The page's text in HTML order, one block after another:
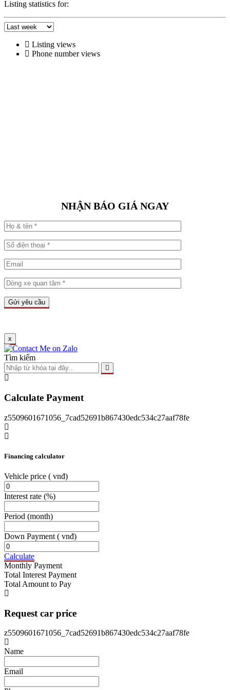
Listing statistics for:
Listing views
Phone number views
NHẬN BÁO GIÁ NGAY
x
Tìm kiếm
Calculate Payment
z5509601671056_7cad52691b867430edc534c27aaf78fe
Financing calculator
Vehicle price ( vnđ)
Interest rate (%)
Period (month)
Down Payment ( vnđ)
Calculate
Monthly Payment
Total Interest Payment
Total Amount to Pay
Request car price
z5509601671056_7cad52691b867430edc534c27aaf78fe
Name
Email